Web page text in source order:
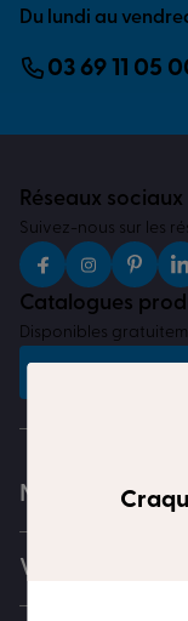
Du lundi au
03 69 11 05
Réseaux sociaux
Suivez-nous sur les
Catalogues
Disponibles
Nos gammes
Votre projet